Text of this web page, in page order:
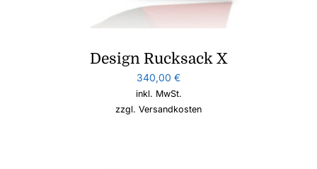
Design Rucksack X
340,00 €
inkl. MwSt.
zzgl. Versandkosten